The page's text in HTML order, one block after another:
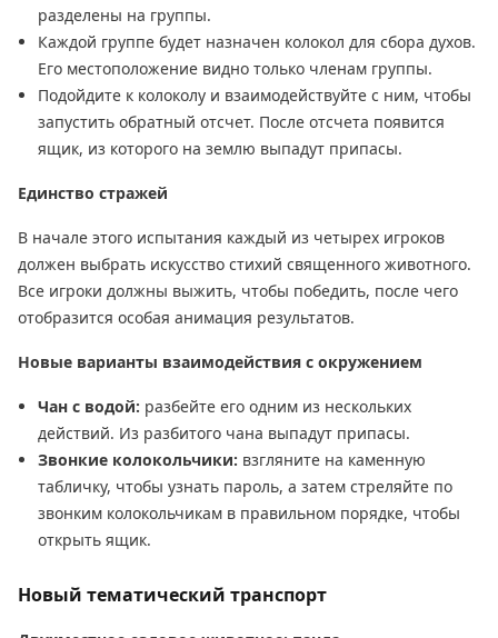
разделены на группы.
Каждой группе будет назначен колокол для сбора духов.
Его местоположение видно только членам группы.
Подойдите к колоколу и взаимодействуйте с ним, чтобы
запустить обратный отсчет. После отсчета появится
ящик, из которого на землю выпадут припасы.
Единство стражей
В начале этого испытания каждый из четырех игроков
должен выбрать искусство стихий священного животного.
Все игроки должны выжить, чтобы победить, после чего
отобразится особая анимация результатов.
Новые варианты взаимодействия с окружением
Чан с водой: разбейте его одним из нескольких
действий. Из разбитого чана выпадут припасы.
Звонкие колокольчики: взгляните на каменную
табличку, чтобы узнать пароль, а затем стреляйте по
звонким колокольчикам в правильном порядке, чтобы
открыть ящик.
Новый тематический транспорт